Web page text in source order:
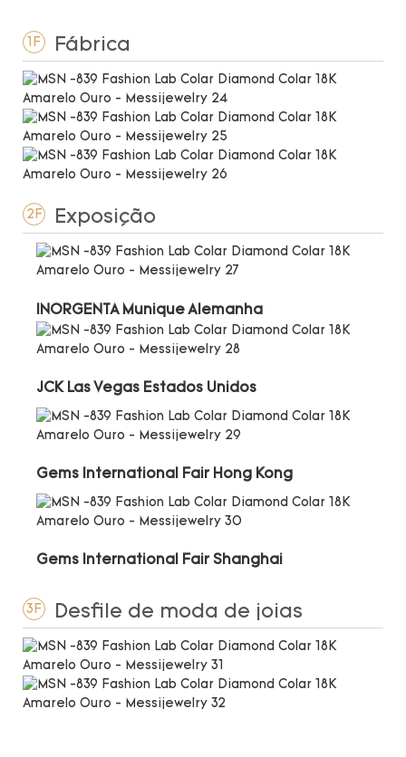
1F Fábrica
2F Exposição
INORGENTA Munique Alemanha
JCK Las Vegas Estados Unidos
Gems International Fair Hong Kong
Gems International Fair Shanghai
3F Desfile de moda de joias